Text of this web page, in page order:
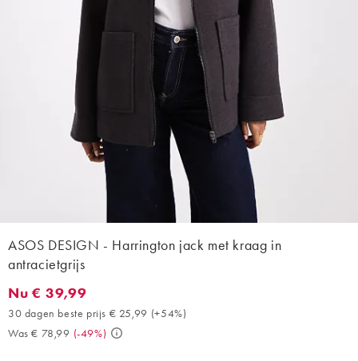
ASOS DESIGN - Harrington jack met kraag in
antracietgrijs
Nu € 39,99. 30 dagen beste prijs € 25,99 (+54%). Was €
Nu € 39,99
30 dagen beste prijs € 25,99 (+54%)
Was € 78,99 (-49%)